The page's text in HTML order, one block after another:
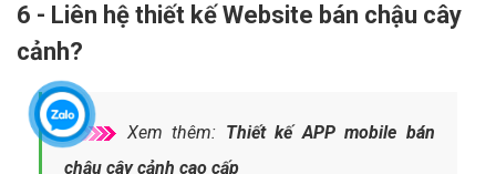
6 - Liên hệ thiết kế Website bán chậu cây
cảnh?
Xem thêm: Thiết kế APP mobile bán
chậu cây cảnh cao cấp